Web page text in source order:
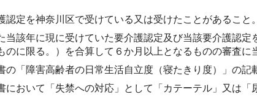
認定を神奈川区で受けている又は受けたことがあること。
当該年に現に受けていた要介護認定及び当該要介護認
のに限る。）を合算して６か月以上となるものの審査
の「障害高齢者の日常生活自立度（寝たきり度）」の
において「失禁への対応」として「カテーテル」又は「